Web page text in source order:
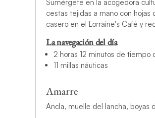
Sumérgete en la acogedora
cestas tejidas a mano con
casero en el Lorraine's Café y
La navegación del día
2 horas 12 minutos de tiempo
11 millas náuticas
Amarre
Ancla, muelle del lancha, boyas